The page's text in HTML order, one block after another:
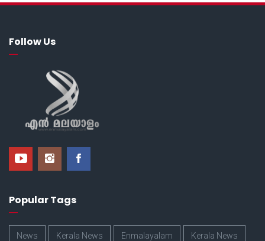
Follow Us
Popular Tags
News Kerala News Enmalayalam Kerala News